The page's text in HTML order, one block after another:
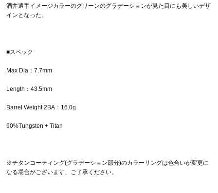
酒井選手イメージカラーのグリーンのグラデーションが見た目にも美しいデザ
インとなった。
■スペック
Max Dia：7.7mm
Length：43.5mm
Barrel Weight 2BA：16.0g
90%Tungsten + Titan
※チタンコーティング(グラデーション部分)のカラーリングは色合いが変更に
なる場合がございます、ご了承ください。